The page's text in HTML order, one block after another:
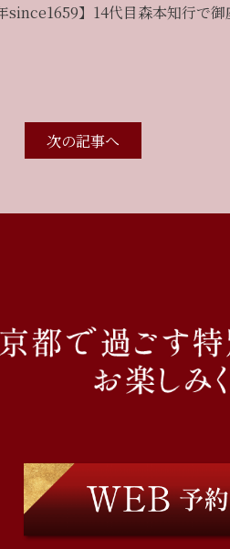
】14代目森本知行で御
次の記事へ